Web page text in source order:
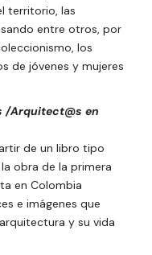
territorio, las
entre otros, por
los
de jóvenes y mujeres
/Arquitect@s en
de un libro tipo
obra de la primera
en Colombia
e imágenes que
y su vida